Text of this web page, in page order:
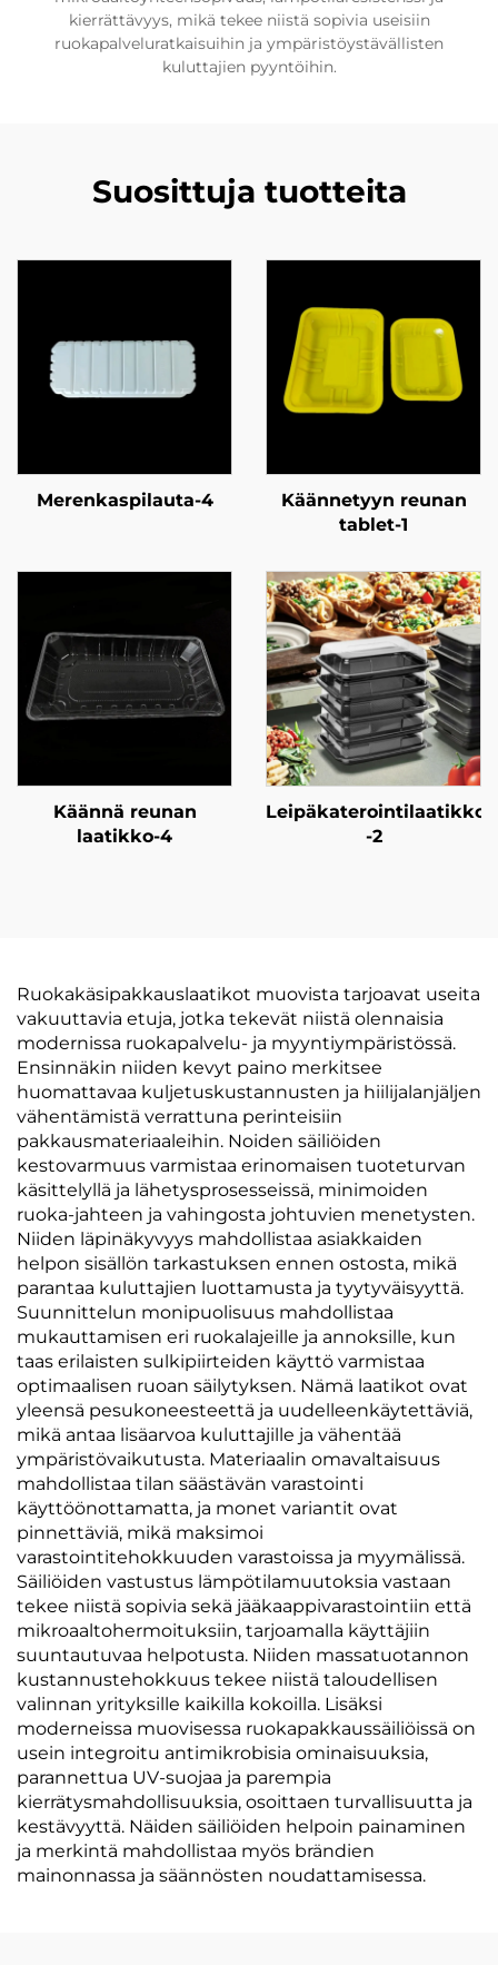
kierrättävyys, mikä tekee niistä sopivia useisiin
ruokapalveluratkaisuihin ja ympäristöystävällisten
kuluttajien pyyntöihin.
Suosittuja tuotteita
Merenkaspilauta-4
Käännetyyn reunan
tablet-1
Käännä reunan
laatikko-4
Leipäkaterointilaatikko
-2
Ruokakäsipakkauslaatikot muovista tarjoavat useita
vakuuttavia etuja, jotka tekevät niistä olennaisia
modernissa ruokapalvelu- ja myyntiympäristössä.
Ensinnäkin niiden kevyt paino merkitsee
huomattavaa kuljetuskustannusten ja hiilijalanjäljen
vähentämistä verrattuna perinteisiin
pakkausmateriaaleihin. Noiden säiliöiden
kestovarmuus varmistaa erinomaisen tuoteturvan
käsittelyllä ja lähetysprosesseissä, minimoiden
ruoka-jahteen ja vahingosta johtuvien menetysten.
Niiden läpinäkyvyys mahdollistaa asiakkaiden
helpon sisällön tarkastuksen ennen ostosta, mikä
parantaa kuluttajien luottamusta ja tyytyväisyyttä.
Suunnittelun monipuolisuus mahdollistaa
mukauttamisen eri ruokalajeille ja annoksille, kun
taas erilaisten sulkipiirteiden käyttö varmistaa
optimaalisen ruoan säilytyksen. Nämä laatikot ovat
yleensä pesukoneesteettä ja uudelleenkäytettäviä,
mikä antaa lisäarvoa kuluttajille ja vähentää
ympäristövaikutusta. Materiaalin omavaltaisuus
mahdollistaa tilan säästävän varastointi
käyttöönottamatta, ja monet variantit ovat
pinnettäviä, mikä maksimoi
varastointitehokkuuden varastoissa ja myymälissä.
Säiliöiden vastustus lämpötilamuutoksia vastaan
tekee niistä sopivia sekä jääkaappivarastointiin että
mikroaaltohermoituksiin, tarjoamalla käyttäjiin
suuntautuvaa helpotusta. Niiden massatuotannon
kustannustehokkuus tekee niistä taloudellisen
valinnan yrityksille kaikilla kokoilla. Lisäksi
moderneissa muovisessa ruokapakkaussäiliöissä on
usein integroitu antimikrobisia ominaisuuksia,
parannettua UV-suojaa ja parempia
kierrätysmahdollisuuksia, osoittaen turvallisuutta ja
kestävyyttä. Näiden säiliöiden helpoin painaminen
ja merkintä mahdollistaa myös brändien
mainonnassa ja säännösten noudattamisessa.